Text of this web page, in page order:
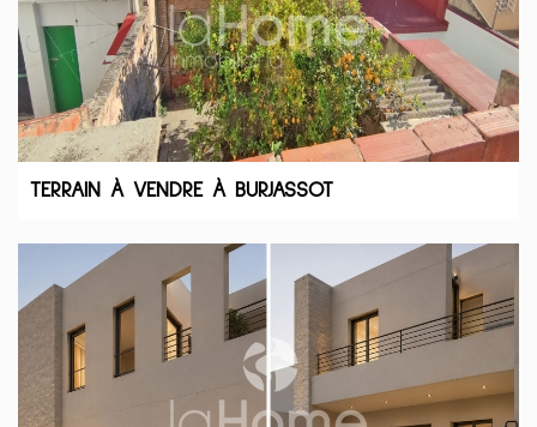
TERRAIN À VENDRE À BURJASSOT